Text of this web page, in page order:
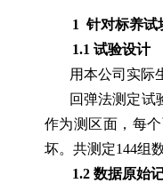
1针对标养试
1.1试验设计
用本公司实际
回弹法测定试
作为测区面，每
坏。共测定144组
1.2数据原始